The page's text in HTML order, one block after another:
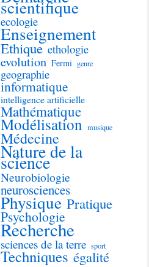
scientifique
ecologie
Enseignement
Ethique ethologie
evolution Fermi genre
geographie
informatique
intelligence artificielle
Mathématique
Modélisation musique
Médecine
Nature de la
science
Neurobiologie
neurosciences
Physique Pratique
Psychologie
Recherche
sciences de la terre sport
Techniques égalité